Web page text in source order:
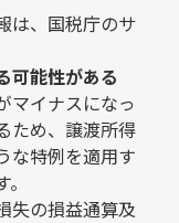
、 国税庁のサ
可能性がある
マイナスになっ
ため、譲渡所得
な特例を適用す
失の損益通算及